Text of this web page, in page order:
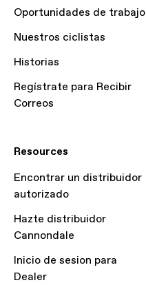
Oportunidades de trabajo
Nuestros ciclistas
Historias
Regístrate para Recibir
Correos
Resources
Encontrar un distribuidor
autorizado
Hazte distribuidor
Cannondale
Inicio de sesion para
Dealer